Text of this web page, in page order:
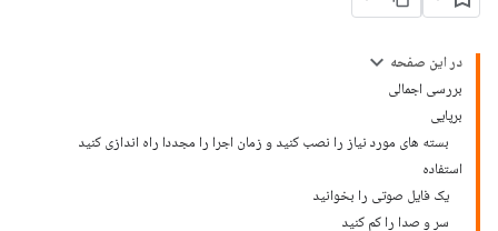
در این صفحه
بررسی اجمالی
برپایی
بسته های مورد نیاز را نصب کنید و زمان اجرا را مجددا راه اندازی کنید
استفاده
یک فایل صوتی را بخوانید
سر و صدا را کم کنید